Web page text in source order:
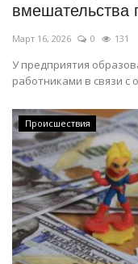
вмешательства
Март 16, 2026 0 131
У предприятия
работниками в связи с
Происшествия